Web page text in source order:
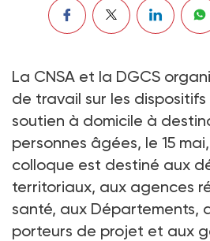
La CNSA et la DGCS
de travail sur les
soutien à domicile à
personnes âgées, le 15
colloque est destiné aux
territoriaux, aux agences
santé, aux Départements,
porteurs de projet et aux